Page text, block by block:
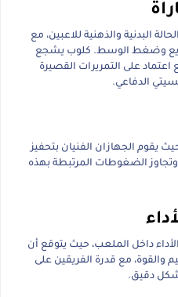
البدنية والذهنية للاعبين، مع
وضغط الوسط. كلوب يشجع
على التمريرات القصيرة
الدفاعي.
يقوم الجهازان الفنيان بتحفيز
وتجاوز الضغوطات المرتبطة بهذه
داخل الملعب، حيث يتوقع أن
والقوة، مع قدرة الفريقين على
دقيق.